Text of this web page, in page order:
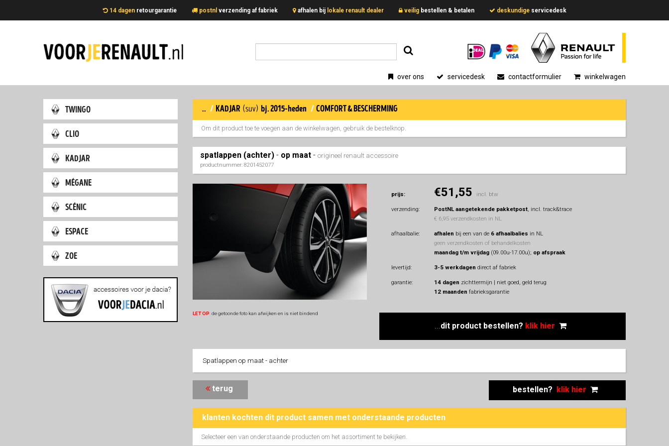
14 dagenretourgarantie postnl verzending af fabriek afhalen bijlokale renault dealer veiligbestellen & betalen deskundigeservicedesk
winkelwagen
contactformulier
servicedesk
over ons
twingo
clio
kadjar
mégane
scénic
espace
zoe
.. / kadjar (suv) bj. 2015-heden / comfort & bescherming
Om dit product toe te voegen aan de winkelwagen, gebruik de bestelknop.
spatlappen (achter) - op maat - origineel renault accessoire
productnummer: 8201452077
LET OP de getoonde foto kan afwijken en is niet bindend
prijs: €51,55 incl. btw
verzending: PostNL aangetekende pakketpost, incl. track&trace
€ 6,95 verzendkosten in NL
afhaalbalie: afhalen bij een van de 6 afhaalbalies in NL
geen verzendkosten of behandelkosten
maandag t/m vrijdag (09.00u-17.00u); op afspraak
levertijd: 3-5 werkdagen direct af fabriek
garantie: 14 dagen zichttermijn | niet goed, geld terug
12 maanden fabrieksgarantie
...dit product bestellen? klik hier
Spatlappen op maat - achter
terug bestellen? klik hier
klanten kochten dit product samen met onderstaande producten
Selecteer een van onderstaande producten om het assortiment te bekijken.